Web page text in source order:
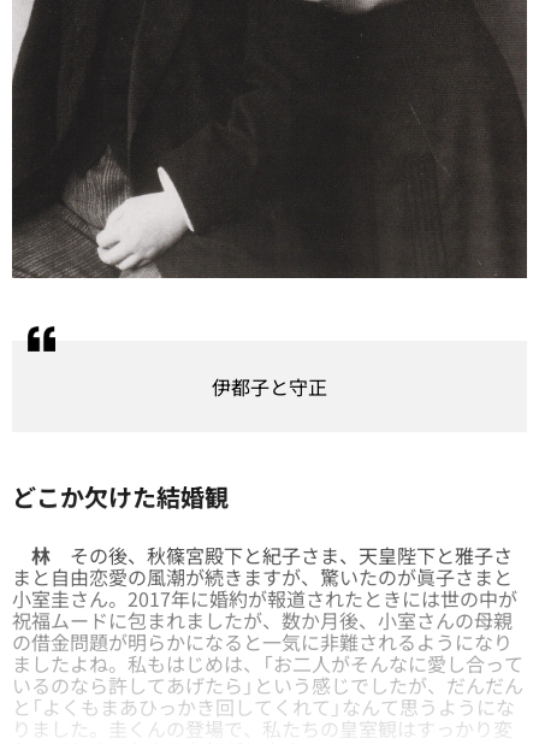
伊都子と守正
どこか欠けた結婚観
林 その後、秋篠宮殿下と紀子さま、天皇陛下と雅子さ
まと自由恋愛の風潮が続きますが、驚いたのが眞子さまと
小室圭さん。2017年に婚約が報道されたときには世の中が
祝福ムードに包まれましたが、数か月後、小室さんの母親
の借金問題が明らかになると一気に非難されるようになり
ましたよね。私もはじめは、「お二人がそんなに愛し合って
いるのなら許してあげたら」という感じでしたが、だんだん
と「よくもまあひっかき回してくれて」なんて思うようにな
りました。圭くんの登場で、私たちの皇室観はすっかり変